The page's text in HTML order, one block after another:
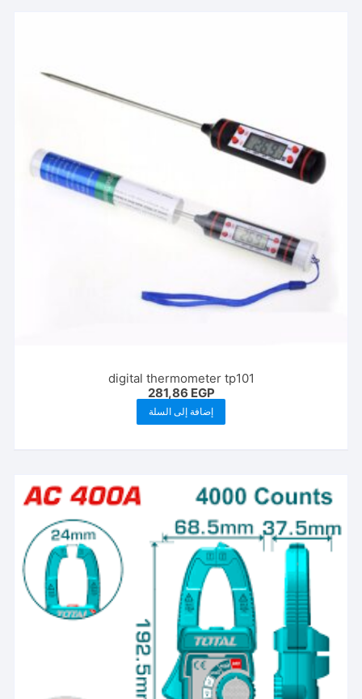
digital thermometer tp101
281,86 EGP
إضافة إلى السلة